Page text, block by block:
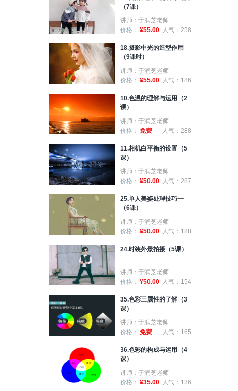
（7课）
讲师：于润芝老师
价格： ¥55.00 人气：258
18.摄影中光的造型作用
（9课时）
讲师：于润芝老师
价格： ¥55.00 人气：186
10.色温的理解与运用（2
课）
讲师：于润芝老师
价格： 免费 人气：288
11.相机白平衡的设置（5
课）
讲师：于润芝老师
价格： ¥50.00 人气：287
25.单人美姿处理技巧一
（6课）
讲师：于润芝老师
价格： ¥50.00 人气：188
24.时装外景拍摄（5课）
讲师：于润芝老师
价格： ¥50.00 人气：154
35.色彩三属性的了解（3
课）
讲师：于润芝老师
价格： 免费 人气：165
36.色彩的构成与运用（4
课）
讲师：于润芝老师
价格： ¥35.00 人气：136